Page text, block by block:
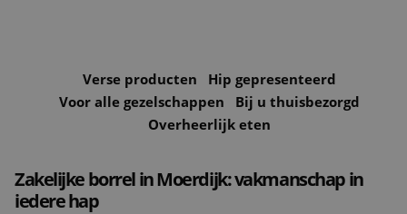
Nieuws & Referenties
Verse producten
Hip gepresenteerd
Voor alle gezelschappen
Bij u thuisbezorgd
Overheerlijk eten
Zakelijke borrel in Moerdijk: vakmanschap in
iedere hap